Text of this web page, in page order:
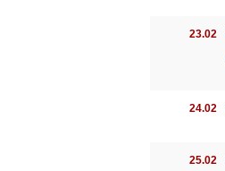
23.02
24.02
25.02